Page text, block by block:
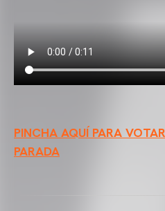
PINCHA AQUÍ PARA
PARADA